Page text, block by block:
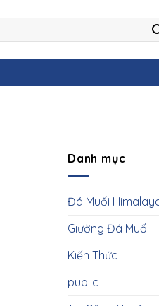
Danh mục
Đá Muối
Giường Đá Muối
Kiến Thức
public